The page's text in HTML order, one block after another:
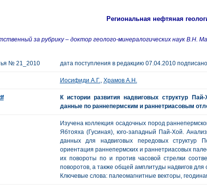
Региональная нефтяная
за рубрику – доктор геолого-минералогических наук В.Н.
№ 21_2010 дата поступления в редакцию 07.04.2010
Иосифиди А.Г., Храмов А.Н.
К истории развития надвиговых структур
данные по раннепермским и раннетриасовым
Изучена коллекция осадочных пород
Ябтояха (Гусиная), юго-западный Пай-Хой.
данных для надвиговых передовых структур
ориентация раннепермских и раннетриасовых
их повороты по и против часовой стрелки
поворотов, а также общей амплитуды надвигов для
Ключевые слова: палеомагнитные векторы,